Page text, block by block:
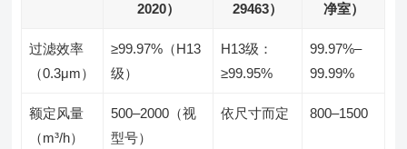
2020）
29463）
净室）
过滤效率
（0.3μm）
≥99.97%（H13
级）
H13级：
≥99.95%
99.97%–
99.99%
额定风量
（m³/h）
500–2000（视
型号）
依尺寸而定 800–1500